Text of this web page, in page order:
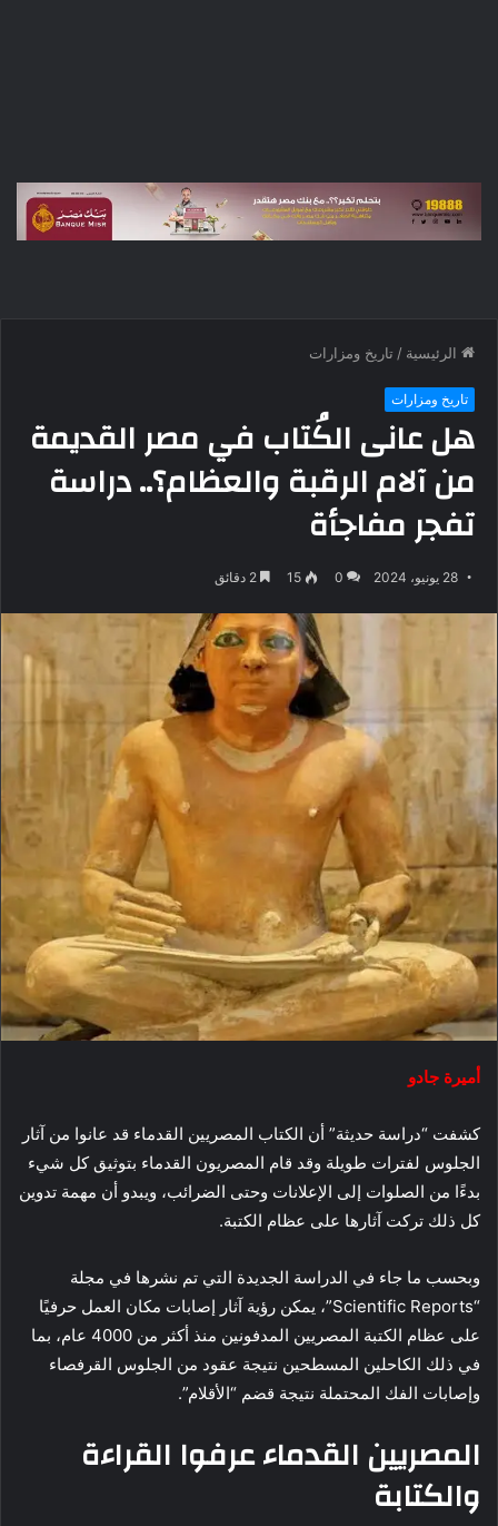
الرئيسية / تاريخ ومزارات
تاريخ ومزارات
هل عانى الكُتاب في مصر القديمة
من آلام الرقبة والعظام؟.. دراسة
تفجر مفاجأة
28 يونيو، 2024 0
15
أميرة جادو
كشفت “دراسة حديثة” أن الكتاب المصريين القدماء قد عانوا من آثار
الجلوس لفترات طويلة وقد قام المصريون القدماء بتوثيق كل شيء
بدءًا من الصلوات إلى الإعلانات وحتى الضرائب، ويبدو أن مهمة تدوين
كل ذلك تركت آثارها على عظام الكتبة.
وبحسب ما جاء في الدراسة الجديدة التي تم نشرها في مجلة
“Scientific Reports”، يمكن رؤية آثار إصابات مكان العمل حرفيًا
على عظام الكتبة المصريين المدفونين منذ أكثر من 4000 عام، بما
في ذلك الكاحلين المسطحين نتيجة عقود من الجلوس القرفصاء
وإصابات الفك المحتملة نتيجة قضم “الأقلام”.
المصريين القدماء عرفوا القراءة
والكتابة